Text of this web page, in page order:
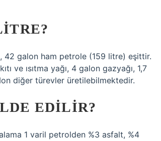
42 galon ham petrole (159 litre) eşittir.
ve ısıtma yağı, 4 galon gazyağı, 1,7
diğer türevler üretilebilmektedir.
EDILIR?
1 varil petrolden %3 asfalt, %4